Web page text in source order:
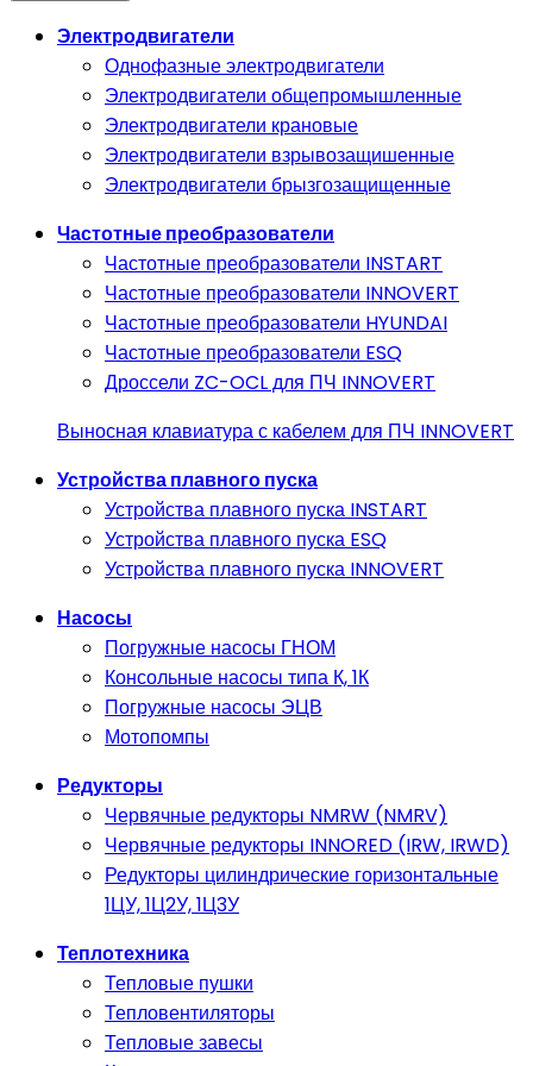
Электродвигатели
Однофазные электродвигатели
Электродвигатели общепромышленные
Электродвигатели крановые
Электродвигатели взрывозащишенные
Электродвигатели брызгозащищенные
Частотные преобразователи
Частотные преобразователи INSTART
Частотные преобразователи INNOVERT
Частотные преобразователи HYUNDAI
Частотные преобразователи ESQ
Дроссели ZC-OCL для ПЧ INNOVERT
Выносная клавиатура с кабелем для ПЧ INNOVERT
Устройства плавного пуска
Устройства плавного пуска INSTART
Устройства плавного пуска ESQ
Устройства плавного пуска INNOVERT
Насосы
Погружные насосы ГНОМ
Консольные насосы типа К, 1К
Погружные насосы ЭЦВ
Мотопомпы
Редукторы
Червячные редукторы NMRW (NMRV)
Червячные редукторы INNORED (IRW, IRWD)
Редукторы цилиндрические горизонтальные
1ЦУ, 1Ц2У, 1Ц3У
Теплотехника
Тепловые пушки
Тепловентиляторы
Тепловые завесы